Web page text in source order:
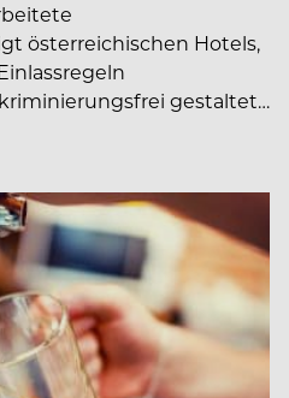
österreichischen Hotels,
gestaltet…